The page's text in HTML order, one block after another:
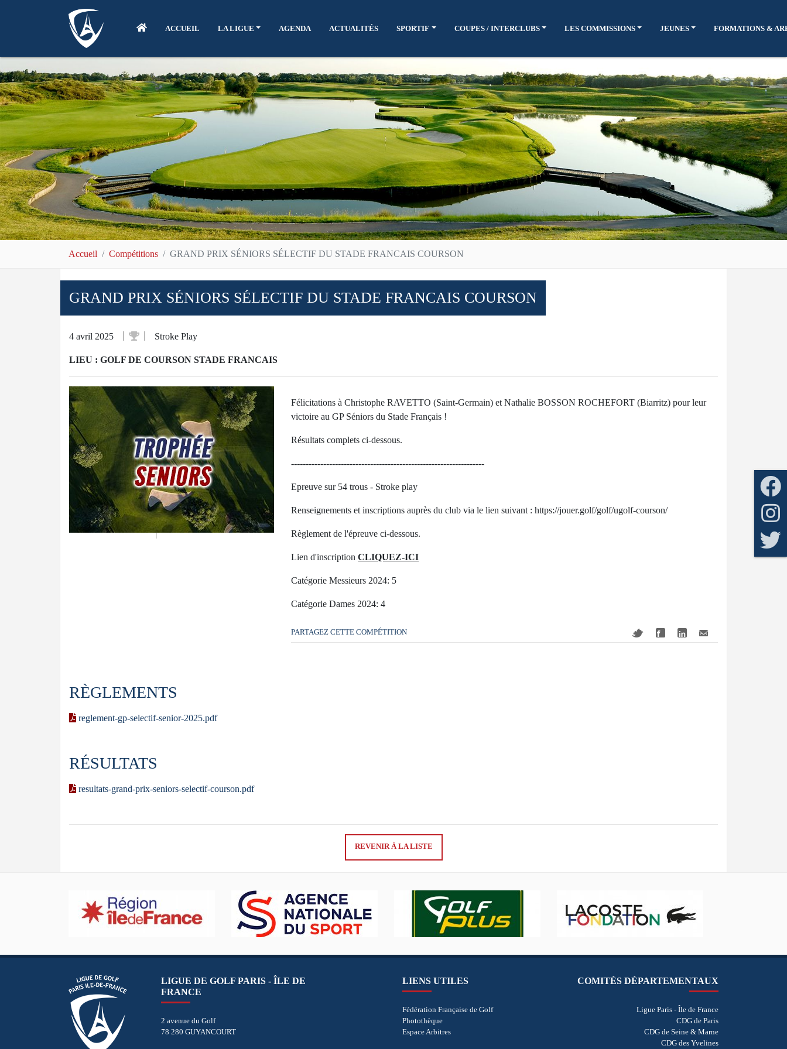
ACCUEIL LA LIGUE AGENDA ACTUALITÉS SPORTIF COUPES / INTERCLUBS LES COMMISSIONS JEUNES FORMATIONS &
Accueil Compétitions GRAND PRIX SÉNIORS SÉLECTIF DU STADE FRANCAIS COURSON
GRAND PRIX SÉNIORS SÉLECTIF DU STADE FRANCAIS COURSON
4 avril 2025 Stroke Play
LIEU : GOLF DE COURSON STADE FRANCAIS
Félicitations à Christophe RAVETTO (Saint-Germain) et Nathalie BOSSON ROCHEFORT (Biarritz) pour leur
victoire au GP Séniors du Stade Français !
Résultats complets ci-dessous.
------------------------------------------------------------------
Epreuve sur 54 trous - Stroke play
Renseignements et inscriptions auprès du club via le lien suivant : https://jouer.golf/golf/ugolf-courson/
Règlement de l'épreuve ci-dessous.
Lien d'inscriptionCLIQUEZ-ICI
Catégorie Messieurs 2024: 5
Catégorie Dames 2024: 4
PARTAGEZ CETTE COMPÉTITION
RÈGLEMENTS
reglement-gp-selectif-senior-2025.pdf
RÉSULTATS
resultats-grand-prix-seniors-selectif-courson.pdf
REVENIR À LA LISTE
LIGUE DE GOLF PARIS - ÎLE DE
FRANCE
2 avenue du Golf
78 280 GUYANCOURT
LIENS UTILES
Fédération Française de Golf
Photothèque
Espace Arbitres
COMITÉS DÉPARTEMENTAUX
Ligue Paris - Île de France
CDG de Paris
CDG de Seine & Marne
CDG des Yvelines